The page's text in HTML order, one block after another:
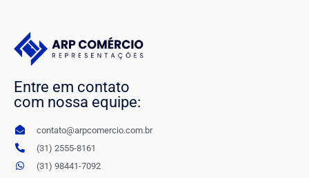
Entre em contato
com nossa equipe:
contato@arpcomercio.com.br
(31) 2555-8161
(31) 98441-7092